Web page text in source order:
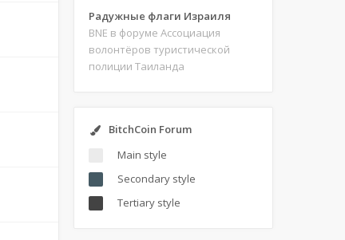
Радужные флаги Израиля
BNE в форуме Ассоциация
волонтёров туристической
полиции Таиланда
BitchCoin Forum
Main style
Secondary style
Tertiary style